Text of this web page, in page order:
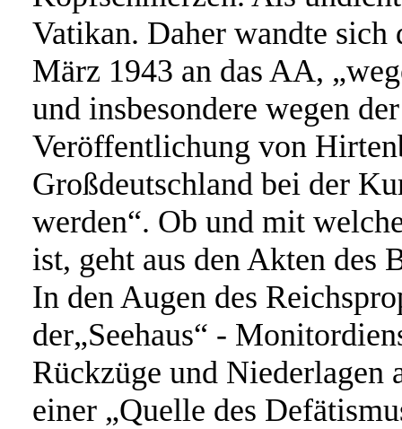
Vatikan. Daher wandte
März 1943 an das AA,
und insbesondere wegen
Veröffentlichung von
Großdeutschland bei der
werden“. Ob und mit
ist, geht aus den Akten des
In den Augen des
der„Seehaus“ -
Rückzüge und Niederlagen
einer „Quelle des